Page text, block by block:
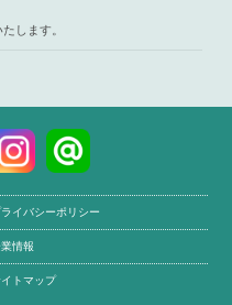
します。
ライバシーポリシー
情報
トマップ